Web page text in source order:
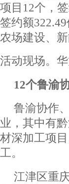
项目12个，
签约额
农场建设、
活动现场。
12个鲁渝
鲁渝协作
业，其中有
材深加工项
工。
江津区重